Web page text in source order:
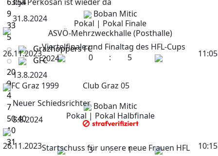
9
33
5
Grazhoppers FC
GFC
20
9
4
7
50:40
10
31
Boban Mitic
Pokal | Pokal Finale
ASVÖ-Mehrzweckhalle (Posthalle)
26.11.2023
11:05
0 : 5
HFC Graz 1999
Club Graz 05
Boban Mitic
Pokal | Pokal Halbfinale
26.11.2023 10:15
3 : 1
31.8.2024
Viertelfinale und Finaltag des HFL-Cups
2024
13.8.2024
Neuer Schiedsrichter
5.8.2024
Startschuss für unsere neue Frauen HFL